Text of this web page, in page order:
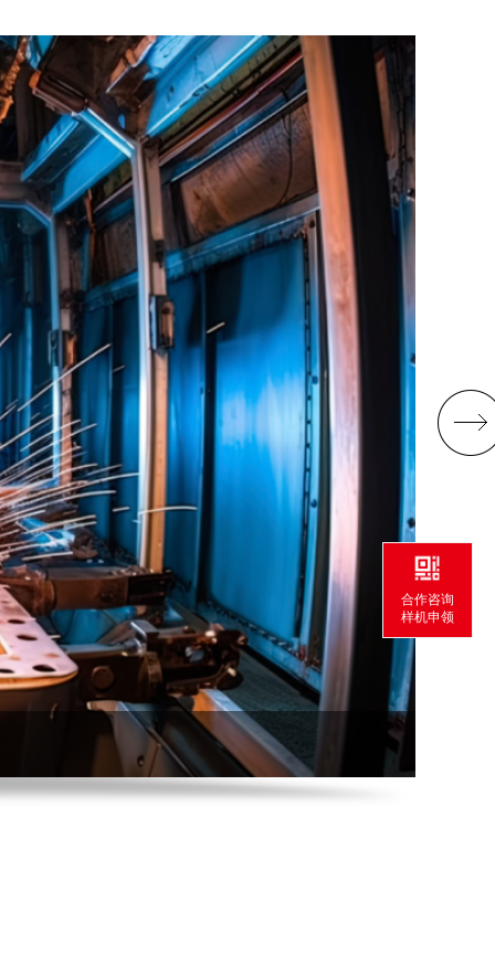
合作咨询
样机申领